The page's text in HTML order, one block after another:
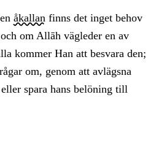
åkallan finns det inget behov
om Allāh vägleder en av
kommer Han att besvara den;
om, genom att avlägsna
spara hans belöning till